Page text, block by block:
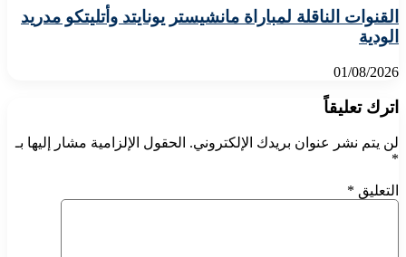
القنوات الناقلة لمباراة مانشيستر يونايتد وأتليتكو مدريد
الودية
01/08/2026
اترك تعليقاً
لن يتم نشر عنوان بريدك الإلكتروني. الحقول الإلزامية مشار إليها بـ
*
التعليق *